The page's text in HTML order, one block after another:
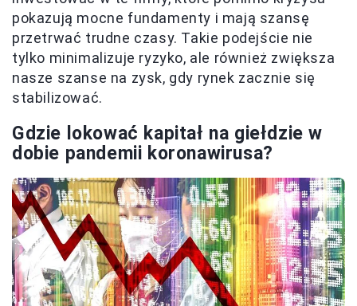
pokazują mocne fundamenty i mają szansę
przetrwać trudne czasy. Takie podejście nie
tylko minimalizuje ryzyko, ale również zwiększa
nasze szanse na zysk, gdy rynek zacznie się
stabilizować.
Gdzie lokować kapitał na giełdzie w
dobie pandemii koronawirusa?